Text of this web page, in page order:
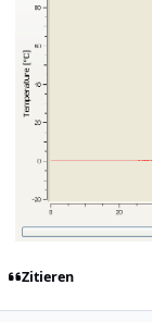
Zitieren